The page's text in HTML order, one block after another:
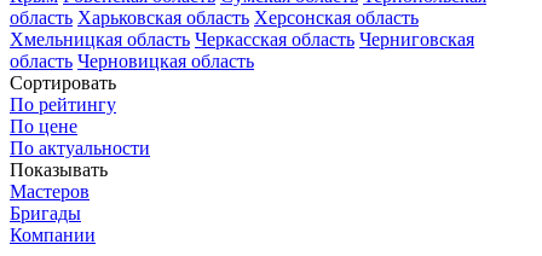
область Харьковская область Херсонская область
Хмельницкая область Черкасская область Черниговская
область Черновицкая область
Сортировать
По рейтингу
По цене
По актуальности
Показывать
Мастеров
Бригады
Компании